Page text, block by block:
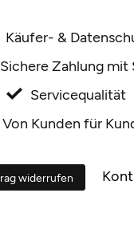
Käufer- &
Sichere Zahlung mit
Servicequalität
Von Kunden für
widerrufen